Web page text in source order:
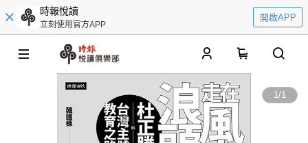
時報悅讀
立刻使用官方APP
開啟APP
1/1